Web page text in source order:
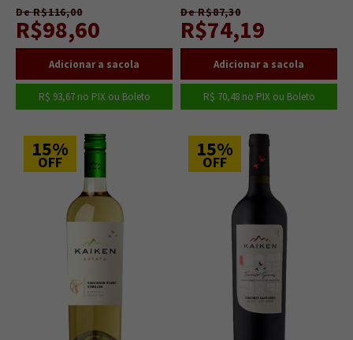
De R$116,00
R$98,60
R$ 93,67no PIX ou Boleto
De R$87,30
R$74,19
R$ 70,48no PIX ou Boleto
15%
OFF
15%
OFF